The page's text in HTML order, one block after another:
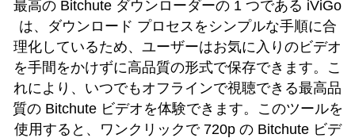
最高の Bitchute ダウンローダーの 1 つである iViGo
は、ダウンロード プロセスをシンプルな手順に合
理化しているため、ユーザーはお気に入りのビデオ
を手間をかけずに高品質の形式で保存できます。こ
れにより、いつでもオフラインで視聴できる最高品
質の Bitchute ビデオを体験できます。このツールを
使用すると、ワンクリックで 720p の Bitchute ビデ